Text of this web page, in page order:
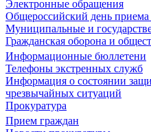
Электронные обращения
Общероссийский день приема
Муниципальные и
Гражданская оборона и
Информационные бюллетени
Телефоны экстренных служб
Информация о состоянии
чрезвычайных ситуаций
Прокуратура
Прием граждан